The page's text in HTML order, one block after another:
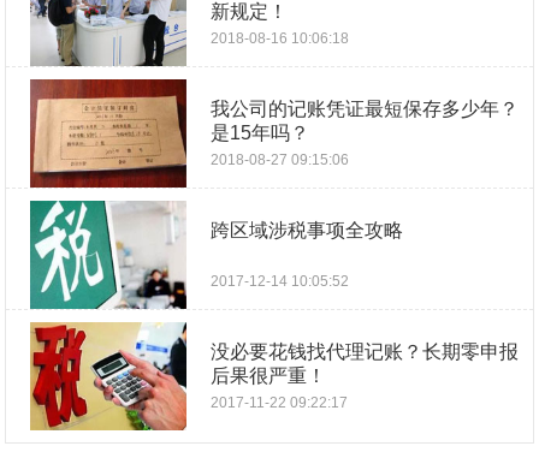
新规定！
2018-08-16 10:06:18
我公司的记账凭证最短保存多少年？
是15年吗？
2018-08-27 09:15:06
跨区域涉税事项全攻略
2017-12-14 10:05:52
没必要花钱找代理记账？长期零申报
后果很严重！
2017-11-22 09:22:17